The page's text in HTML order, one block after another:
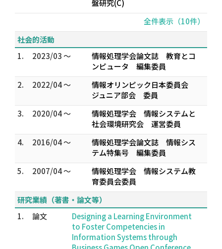
盤研究(C)
全件表示（10件）
社会的活動
1.
2023/03 ～
情報処理学会論文誌 教育とコ
ンピュータ 編集委員
2.
2022/04 ～
情報オリンピック日本委員会
ジュニア部会 委員
3.
2020/04 ～
情報処理学会 情報システムと
社会環境研究会 運営委員
4.
2016/04 ～
情報処理学会論文誌 情報シス
テム特集号 編集委員
5.
2007/04 ～
情報処理学会 情報システム教
育委員会委員
研究業績（著書・論文等）
1.
論文
Designing a Learning Environment
to Foster Competencies in
Information Systems through